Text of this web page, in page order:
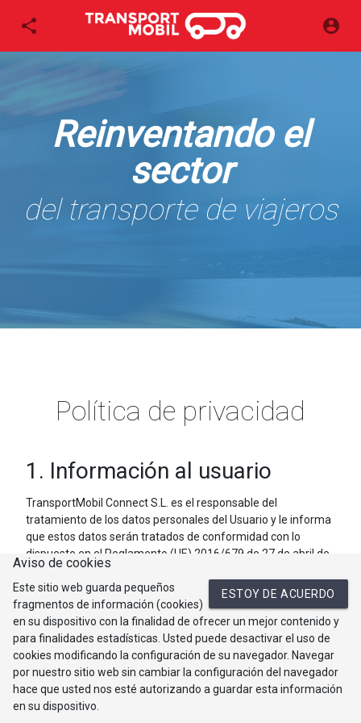
Reinventando el
sector
del transporte de viajeros
Política de privacidad
1. Información al usuario
TransportMobil Connect S.L. es el responsable del
tratamiento de los datos personales del Usuario y le informa
que estos datos serán tratados de conformidad con lo
dispuesto en el Reglamento (UE) 2016/679 de 27 de abril de
2016 (RGPD) relativo a la protección de las personas físicas y
en la Ley Orgánica 3/2018, de 5 de diciembre (LOPDGDD), en
lo que respecta al tratamiento de datos personales y a la
libre circulación de estos datos, por lo que se le facilita la
siguiente información del tratamiento:
Fin del tratamiento:
TransportMobil Connect S.L. tratará sus datos de
carácter personal para llevar a cabo la tramitación del
Aviso de cookies
ESTOY DE ACUERDO
Este sitio web guarda pequeños
fragmentos de información (cookies)
en su dispositivo con la finalidad de ofrecer un mejor contenido y
para finalidades estadísticas. Usted puede desactivar el uso de
cookies modificando la configuración de su navegador. Navegar
por nuestro sitio web sin cambiar la configuración del navegador
hace que usted nos esté autorizando a guardar esta información
en su dispositivo.